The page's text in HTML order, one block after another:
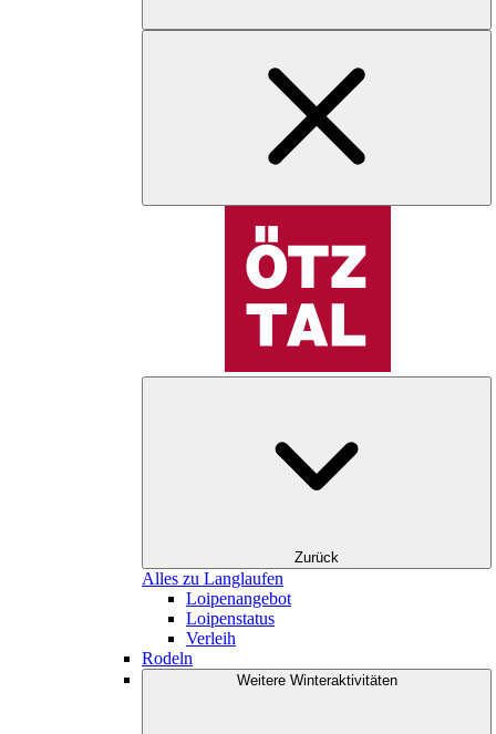
Zurück
Alles zu Langlaufen
Loipenangebot
Loipenstatus
Verleih
Rodeln
Weitere Winteraktivitäten